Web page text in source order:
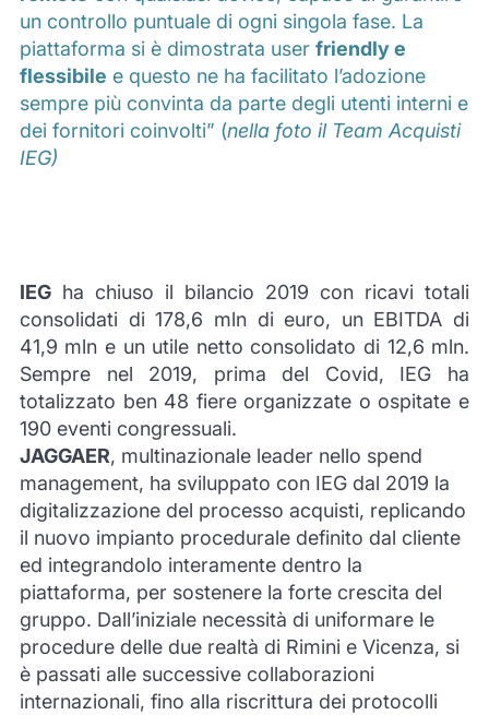
un controllo puntuale di ogni singola fase. La
piattaforma si è dimostrata user friendly e
flessibile e questo ne ha facilitato l’adozione
sempre più convinta da parte degli utenti interni e
dei fornitori coinvolti” (nella foto il Team Acquisti
IEG)
IEGha chiuso il bilancio 2019 con ricavi totali
consolidati di 178,6 mln di euro, un EBITDA di
41,9 mln e un utile netto consolidato di 12,6 mln.
Sempre nel 2019, prima del Covid, IEG ha
totalizzato ben 48 fiere organizzate o ospitate e
190 eventi congressuali.
JAGGAER, multinazionale leader nello spend
management, ha sviluppato con IEG dal 2019 la
digitalizzazione del processo acquisti, replicando
il nuovo impianto procedurale definito dal cliente
ed integrandolo interamente dentro la
piattaforma, per sostenere la forte crescita del
gruppo. Dall’iniziale necessità di uniformare le
procedure delle due realtà di Rimini e Vicenza, si
è passati alle successive collaborazioni
internazionali, fino alla riscrittura dei protocolli